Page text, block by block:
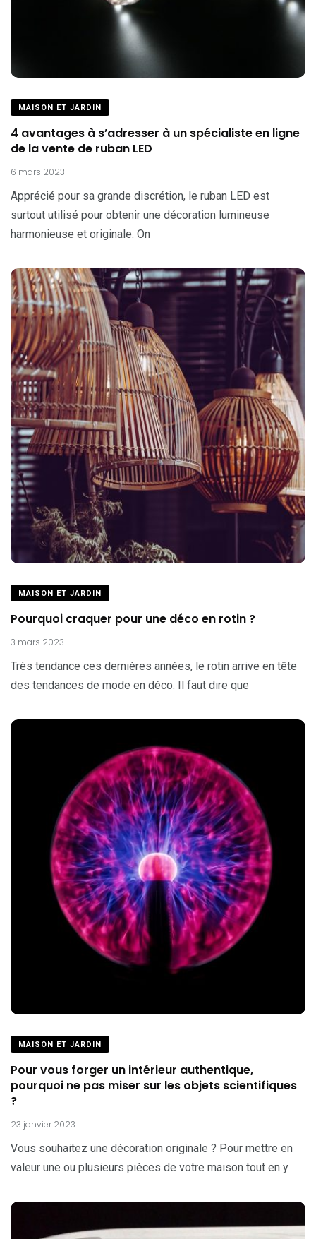
MAISON ET JARDIN
4 avantages à s’adresser à un spécialiste en ligne
de la vente de ruban LED
6 mars 2023
Apprécié pour sa grande discrétion, le ruban LED est
surtout utilisé pour obtenir une décoration lumineuse
harmonieuse et originale. On
MAISON ET JARDIN
Pourquoi craquer pour une déco en rotin ?
3 mars 2023
Très tendance ces dernières années, le rotin arrive en tête
des tendances de mode en déco. Il faut dire que
MAISON ET JARDIN
Pour vous forger un intérieur authentique,
pourquoi ne pas miser sur les objets scientifiques
?
23 janvier 2023
Vous souhaitez une décoration originale ? Pour mettre en
valeur une ou plusieurs pièces de votre maison tout en y